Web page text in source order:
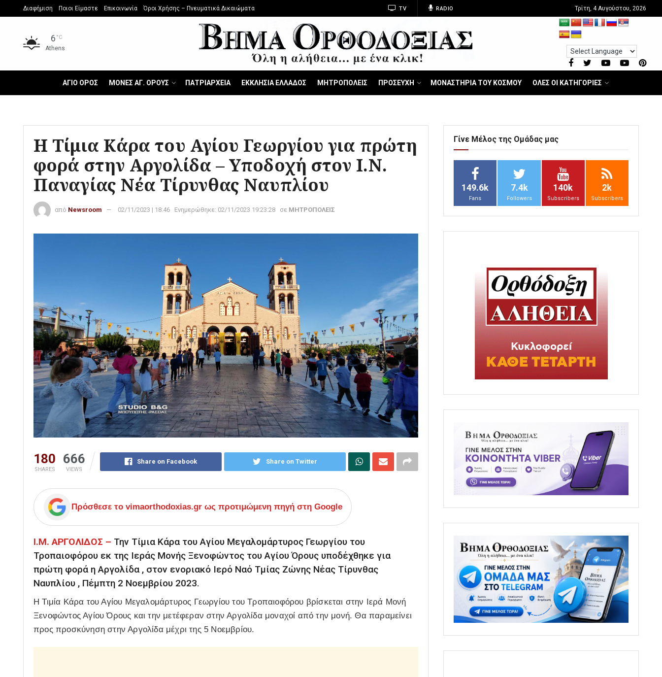
Διαφήμιση Ποιοι Είμαστε Επικοινωνία Όροι Χρήσης – Πνευματικά Δικαιώματα TV RADIO Τρίτη, 4 Αυγούστου, 2026
6 °C
Athens
ΑΓΙΟ ΟΡΟΣ ΜΟΝΕΣ ΑΓ. ΟΡΟΥΣ ΠΑΤΡΙΑΡΧΕΙΑ ΕΚΚΛΗΣΙΑ ΕΛΛΑΔΟΣ ΜΗΤΡΟΠΟΛΕΙΣ ΠΡΟΣΕΥΧΗ ΜΟΝΑΣΤΗΡΙΑ ΤΟΥ ΚΟΣΜΟΥ ΟΛΕΣ ΟΙ ΚΑΤΗΓΟΡΙΕΣ
Η Τίμια Κάρα του Αγίου Γεωργίου για πρώτη
φορά στην Αργολίδα – Υποδοχή στον Ι.Ν.
Παναγίας Νέα Τίρυνθας Ναυπλίου
από Newsroom 02/11/2023 | 18:46 Ενημερώθηκε: 02/11/2023 19:23:28 σε ΜΗΤΡΟΠΟΛΕΙΣ
180
SHARES
666
VIEWS
Share on Facebook Share on Twitter
Πρόσθεσε το vimaorthodoxias.gr ως προτιμώμενη πηγή στη Google
Ι.Μ. ΑΡΓΟΛΙΔΟΣ – Την Τίμια Κάρα του Αγίου Μεγαλομάρτυρος Γεωργίου του
Τροπαιοφόρου εκ της Ιεράς Μονής Ξενοφώντος του Αγίου Όρους υποδέχθηκε για
πρώτη φορά η Αργολίδα , στον ενοριακό Ιερό Ναό Τμίας Ζώνης Νέας Τίρυνθας
Ναυπλίου , Πέμπτη 2 Νοεμβρίου 2023.
Η Τιμία Κάρα του Αγίου Μεγαλομάρτυρος Γεωργίου του Τροπαιοφόρου βρίσκεται στην Ιερά Μονή
Ξενοφώντος Αγίου Όρους και την μετέφεραν στην Αργολίδα μοναχοί από την μονή. Θα παραμείνει
προς προσκύνηση στην Αργολίδα μέχρι της 5 Νοεμβρίου.
Γίνε Μέλος της Ομάδας μας
149.6k
Fans
7.4k
Followers
140k
Subscribers
2k
Subscribers